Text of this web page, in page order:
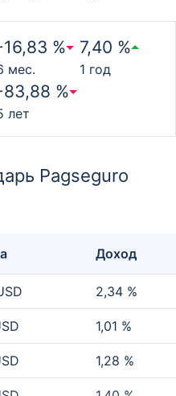
%
мес.
7,40 %
1 год
%
лет
Pagseguro
Доход
2,34 %
1,01 %
1,28 %